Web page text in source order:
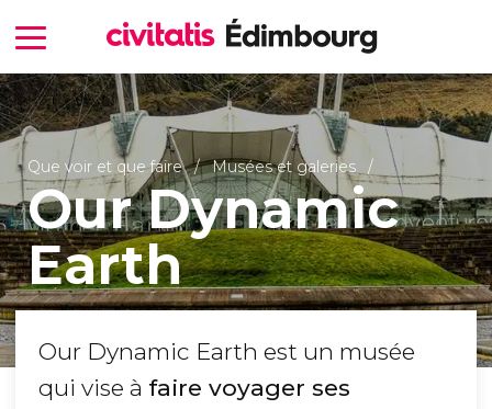
Que voir et que faire Musées et galeries
Our Dynamic
Earth
Our Dynamic Earth est un musée
qui vise à faire voyager ses